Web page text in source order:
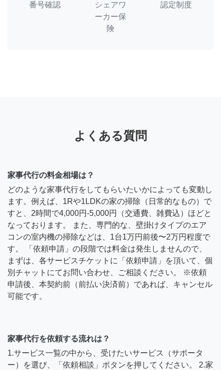
番号確認
シェアワ
ーカー保
険
認定制度
よくある質問
家事代行の料金相場は？
どのような家事代行をしてもらいたいかによっても変動し
ます。例えば、1Rや1LDKの家の掃除（日常的なもの）で
すと、2時間で4,000円-5,000円（交通費、雑費込）ほどと
なっております。 また、専門的な、壁掛けタイプのエア
コンの室内機の掃除などは、1台1万円前後〜2万円程度で
す。 「依頼申請」の段階では料金は発生しませんので、
まずは、各サービスチケットに「依頼申請」を頂いて、個
別チャットにてお問い合わせ、ご相談ください。 ※依頼
申請後、本契約前（前払い決済前）であれば、キャンセル
可能です。
家事代行を依頼する流れは？
1.サービス一覧の中から、受けたいサービス（サポータ
ー）を選び、「依頼相談」ボタンを押してください。 2.家